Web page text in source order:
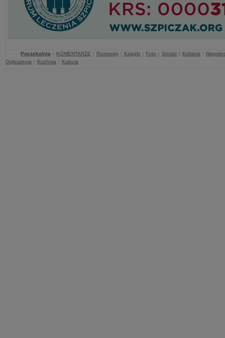
Poczekalnia | KOMENTARZE | Rozmowy | Książki | Foto | Senior | Kobieta |
Ogłoszenia | Kuchnia | Kultura